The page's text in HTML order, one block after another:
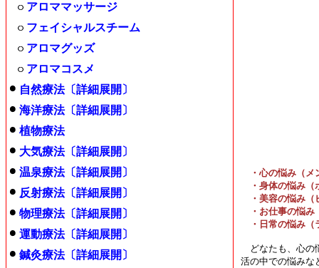
・心の悩み（メ
・身体の悩み（
・美容の悩み（
・お仕事の悩み
・日常の悩み（
どなたも、心の
活の中での悩みな
アロママッサージ
フェイシャルスチーム
アロマグッズ
アロマコスメ
自然療法〔詳細展開〕
海洋療法〔詳細展開〕
植物療法
大気療法〔詳細展開〕
温泉療法〔詳細展開〕
反射療法〔詳細展開〕
物理療法〔詳細展開〕
運動療法〔詳細展開〕
鍼灸療法〔詳細展開〕